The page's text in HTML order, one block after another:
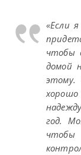
«Если
чтобы
домой
этому.
год.
чтобы